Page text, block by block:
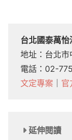
台北國泰萬怡
地址：台北
電話：02-
文定專案
官
延伸閱讀